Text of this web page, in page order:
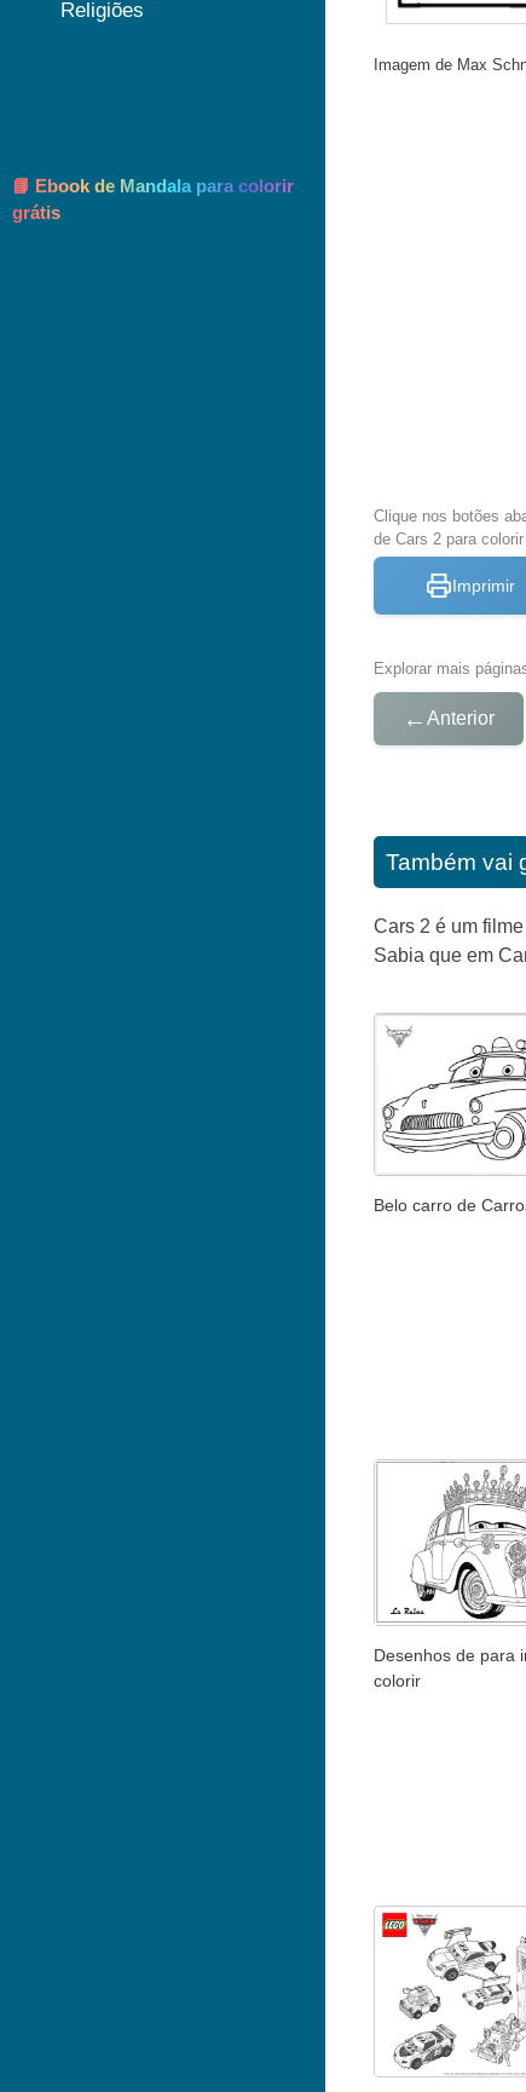
Imagem de Max
Clique nos botões
de Cars 2 para
Imprimir
Explorar mais
← Anterior
Também vai
Cars 2 é um
Sabia que em
Belo carro de
Desenhos de para
colorir
Religiões
📘 Ebook de Mandala para colorir
grátis